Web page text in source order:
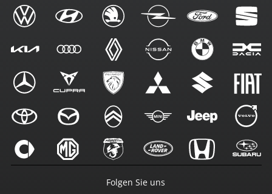
Folgen Sie uns